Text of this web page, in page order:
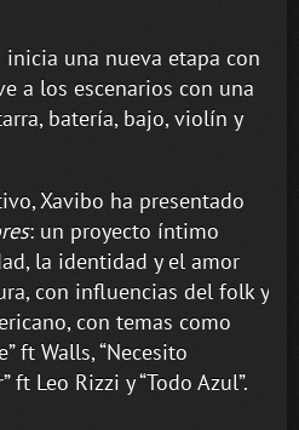
una nueva etapa con
a los escenarios con una
batería, bajo, violín y
Xavibo ha presentado
: un proyecto íntimo
la identidad y el amor
con influencias del folk y
con temas como
ft Walls, “Necesito
ft Leo Rizzi y “Todo Azul”.